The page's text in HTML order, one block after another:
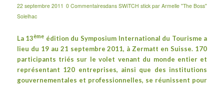
22 septembre 2011 0 Commentairesdans SWiTCH stick par Armelle "The Boss"
Solelhac
La 13ème édition duSymposium International du Tourisme a
lieu du 19 au 21 septembre 2011, àZermatt en Suisse. 170
participants triés sur le volet venant du monde entier et
représentant 120 entreprises, ainsi que des institutions
gouvernementales et professionnelles, se réunissent pour